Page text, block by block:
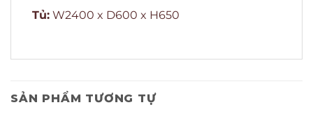
Tủ: W2400 x D600 x H650
SẢN PHẨM TƯƠNG TỰ